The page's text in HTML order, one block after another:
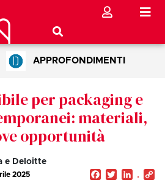
APPROFONDIMENTI
per packaging e
materiali,
opportunità
e Deloitte
2025 Facebook
Twitter